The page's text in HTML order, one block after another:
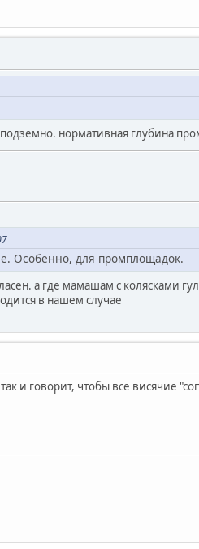
нормативная глубина
Особенно, для промплощадок.
а где мамашам с колясками
в нашем случае
и говорит, чтобы все висячие